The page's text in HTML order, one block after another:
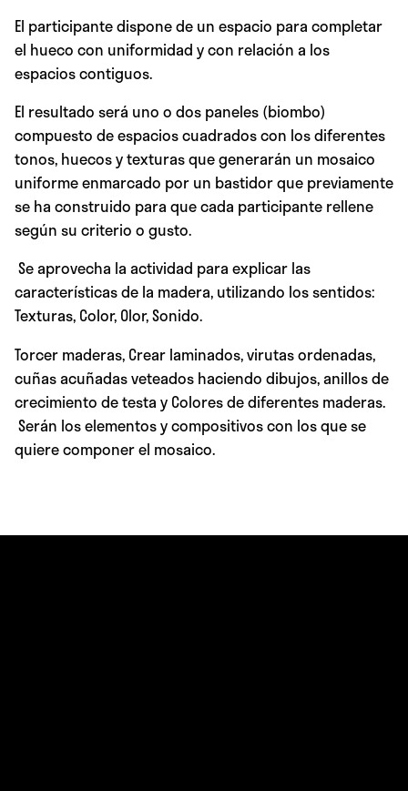
El participante dispone de un espacio para completar
el hueco con uniformidad y con relación a los
espacios contiguos.
El resultado será uno o dos paneles (biombo)
compuesto de espacios cuadrados con los diferentes
tonos, huecos y texturas que generarán un mosaico
uniforme enmarcado por un bastidor que previamente
se ha construido para que cada participante rellene
según su criterio o gusto.
Se aprovecha la actividad para explicar las
características de la madera, utilizando los sentidos:
Texturas, Color, Olor, Sonido.
Torcer maderas, Crear laminados, virutas ordenadas,
cuñas acuñadas veteados haciendo dibujos, anillos de
crecimiento de testa y Colores de diferentes maderas.
Serán los elementos y compositivos con los que se
quiere componer el mosaico.